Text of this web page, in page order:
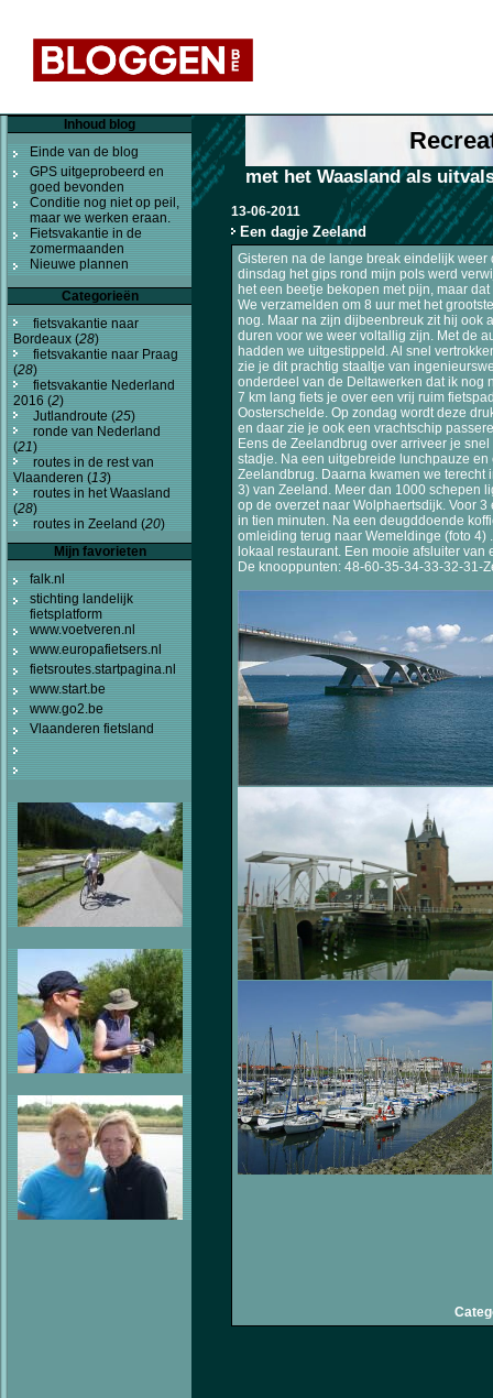
Inhoud blog
Einde van de blog
GPS uitgeprobeerd en
goed bevonden
Conditie nog niet op peil,
maar we werken eraan.
Fietsvakantie in de
zomermaanden
Nieuwe plannen
Categorieën
fietsvakantie naar
Bordeaux (28)
fietsvakantie naar Praag
(28)
fietsvakantie Nederland
2016 (2)
Jutlandroute (25)
ronde van Nederland
(21)
routes in de rest van
Vlaanderen (13)
routes in het Waasland
(28)
routes in Zeeland (20)
Mijn favorieten
falk.nl
stichting landelijk
fietsplatform
www.voetveren.nl
www.europafietsers.nl
fietsroutes.startpagina.nl
www.start.be
www.go2.be
Vlaanderen fietsland
met het Waasland als
13-06-2011
Een dagje Zeeland
Gisteren na de lange break eindelijk
dinsdag het gips rond mijn pols werd
het een beetje bekopen met pijn, maar
We verzamelden om 8 uur met het
nog. Maar na zijn dijbeenbreuk zit hij ook
duren voor we weer voltallig zijn. Met de
hadden we uitgestippeld. Al snel
zie je dit prachtig staaltje van
onderdeel van de Deltawerken dat ik nog
7 km lang fiets je over een vrij ruim
Oosterschelde. Op zondag wordt deze
en daar zie je ook een vrachtschip
Eens de Zeelandbrug over arriveer je
stadje. Na een uitgebreide lunchpauze
Zeelandbrug. Daarna kwamen we terecht
3) van Zeeland. Meer dan 1000 schepen
op de overzet naar Wolphaertsdijk. Voor
in tien minuten. Na een deugddoende
omleiding terug naar Wemeldinge (foto
lokaal restaurant. Een mooie afsluiter van
De knooppunten: 48-60-35-34-33-32-31-